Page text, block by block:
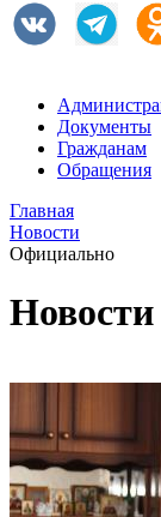
Документы
Гражданам
Обращения
Главная
Новости
Официально
Новости